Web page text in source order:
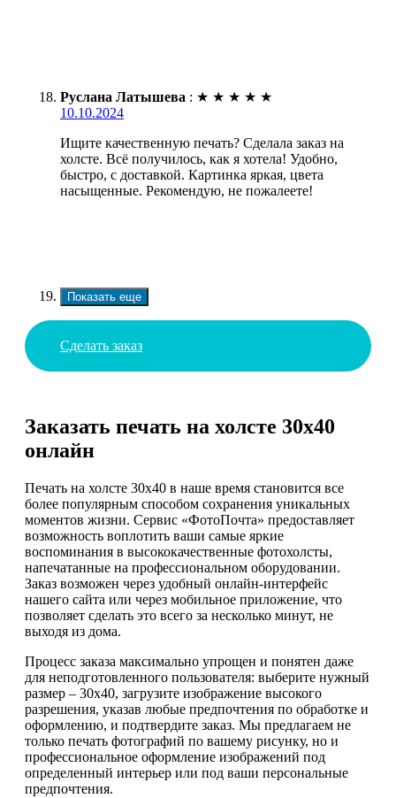
Руслана Латышева : ★ ★ ★ ★ ★
10.10.2024
Ищите качественную печать? Сделала заказ на
холсте. Всё получилось, как я хотела! Удобно,
быстро, с доставкой. Картинка яркая, цвета
насыщенные. Рекомендую, не пожалеете!
Показать еще
Сделать заказ
Заказать печать на холсте 30х40
онлайн
Печать на холсте 30х40 в наше время становится все
более популярным способом сохранения уникальных
моментов жизни. Сервис «ФотоПочта» предоставляет
возможность воплотить ваши самые яркие
воспоминания в высококачественные фотохолсты,
напечатанные на профессиональном оборудовании.
Заказ возможен через удобный онлайн-интерфейс
нашего сайта или через мобильное приложение, что
позволяет сделать это всего за несколько минут, не
выходя из дома.
Процесс заказа максимально упрощен и понятен даже
для неподготовленного пользователя: выберите нужный
размер – 30х40, загрузите изображение высокого
разрешения, указав любые предпочтения по обработке и
оформлению, и подтвердите заказ. Мы предлагаем не
только печать фотографий по вашему рисунку, но и
профессиональное оформление изображений под
определенный интерьер или под ваши персональные
предпочтения.